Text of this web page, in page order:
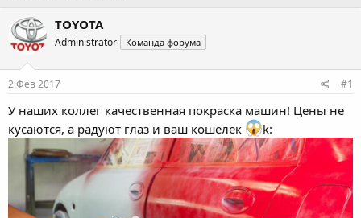
т
о
р
е
м
ы
т
н
л
TOYOTA
Administrator Команда форума
2 Фев 2017 #1
У наших коллег качественная покраска машин! Цены не
кусаются, а радуют глаз и ваш кошелек
k: